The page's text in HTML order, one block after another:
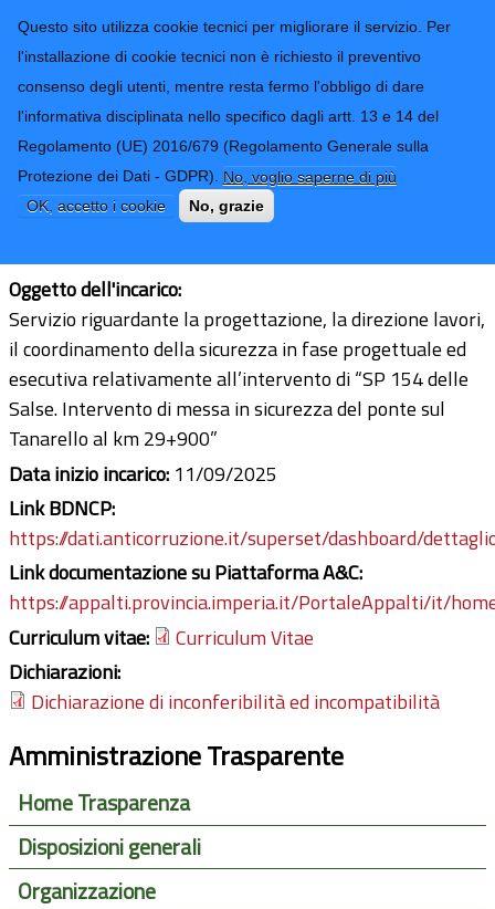
Questo sito utilizza cookie tecnici per migliorare il servizio. Per
l'installazione di cookie tecnici non è richiesto il preventivo
consenso degli utenti, mentre resta fermo l'obbligo di dare
l'informativa disciplinata nello specifico dagli artt. 13 e 14 del
Regolamento (UE) 2016/679 (Regolamento Generale sulla
Protezione dei Dati - GDPR). No, voglio saperne di più
OK, accetto i cookie
No, grazie
Provincia di
Imperia
CONTATTI-URP
TRASPARENZA
Form di ricerca
Studio Associato Ingeoproject
Ultimo aggiornamento: 17/09/2025 - 11:19
Oggetto dell'incarico:
Servizio riguardante la progettazione, la direzione lavori,
il coordinamento della sicurezza in fase progettuale ed
esecutiva relativamente all’intervento di “SP 154 delle
Salse. Intervento di messa in sicurezza del ponte sul
Tanarello al km 29+900”
Data inizio incarico: 11/09/2025
Link BDNCP:
https://dati.anticorruzione.it/superset/dashboard/
Link documentazione su Piattaforma A&C:
https://appalti.provincia.imperia.it/PortaleAppalti/it/
Curriculum vitae:
Curriculum Vitae
Dichiarazioni:
Dichiarazione di inconferibilità ed incompatibilità
Amministrazione Trasparente
Home Trasparenza
Disposizioni generali
Organizzazione